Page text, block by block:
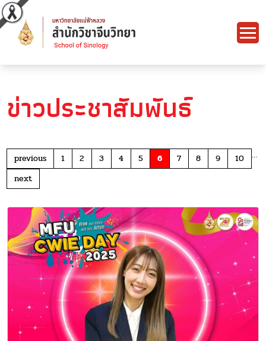
ข่าวประชาสัมพันธ์
previous 1 2 3 4 5 6 7 8 9 10
…
next